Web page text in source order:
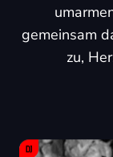
gemeinsam
zu,
DJ